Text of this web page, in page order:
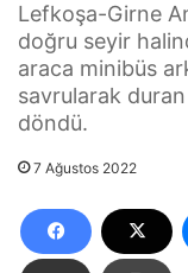
Lefkoşa-Girne
doğru seyir
araca minibüs
savrularak
döndü.
7 Ağustos 2022